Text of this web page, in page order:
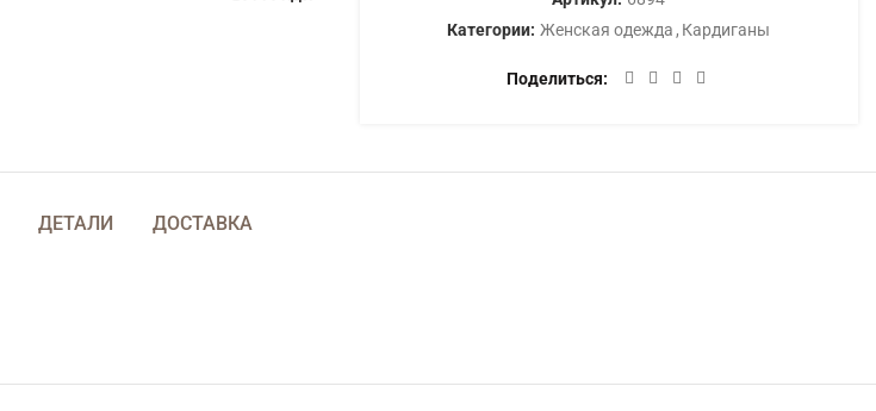
Категории: Женская одежда , Кардиганы
Поделиться
ДЕТАЛИ ДОСТАВКА